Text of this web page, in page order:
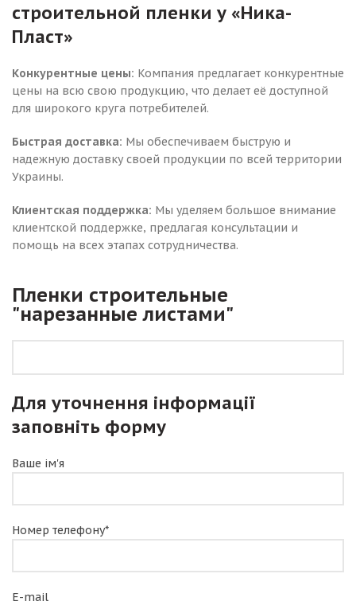
строительной пленки у «Ника-
Пласт»
Конкурентные цены: Компания предлагает конкурентные
цены на всю свою продукцию, что делает её доступной
для широкого круга потребителей.
Быстрая доставка: Мы обеспечиваем быструю и
надежную доставку своей продукции по всей территории
Украины.
Клиентская поддержка: Мы уделяем большое внимание
клиентской поддержке, предлагая консультации и
помощь на всех этапах сотрудничества.
Пленки строительные
"нарезанные листами"
Для уточнення інформації
заповніть форму
Ваше ім'я
Номер телефону*
E-mail